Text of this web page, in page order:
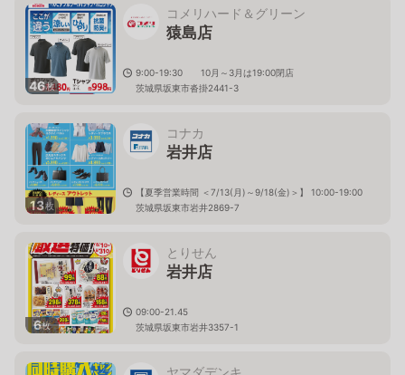
46枚
コメリハード＆グリーン
猿島店
9:00-19:30 10月～3月は19:00閉店
茨城県坂東市沓掛2441-3
13枚
コナカ
岩井店
【夏季営業時間 ＜7/13(月)～9/18(金)＞】 10:00-19:00
茨城県坂東市岩井2869-7
6枚
とりせん
岩井店
09:00-21.45
茨城県坂東市岩井3357-1
ヤマダデンキ